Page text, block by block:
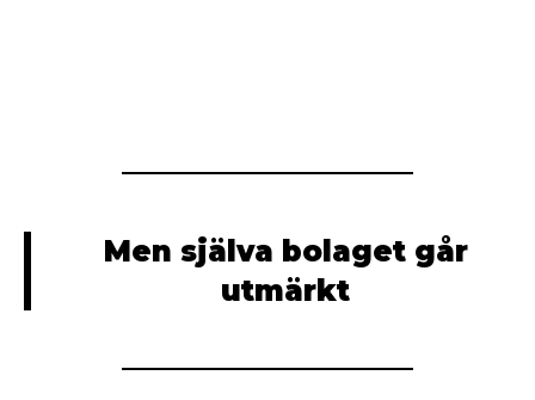
Men själva bolaget går
utmärkt